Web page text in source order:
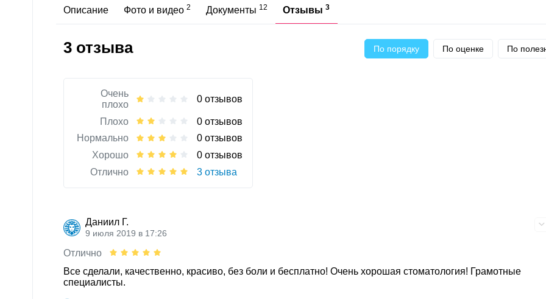
Описание Фото и видео 2 Документы 12 Отзывы 3
3 отзыва По порядку По оценке По
Очень
плохо
0 отзывов
Плохо
0 отзывов
Нормально
0 отзывов
Хорошо
0 отзывов
Отлично
3 отзыва
Даниил Г.
9 июля 2019 в 17:26
Отлично
Все сделали, качественно, красиво, без боли и бесплатно! Очень хорошая стоматология! Грамотные
специалисты.